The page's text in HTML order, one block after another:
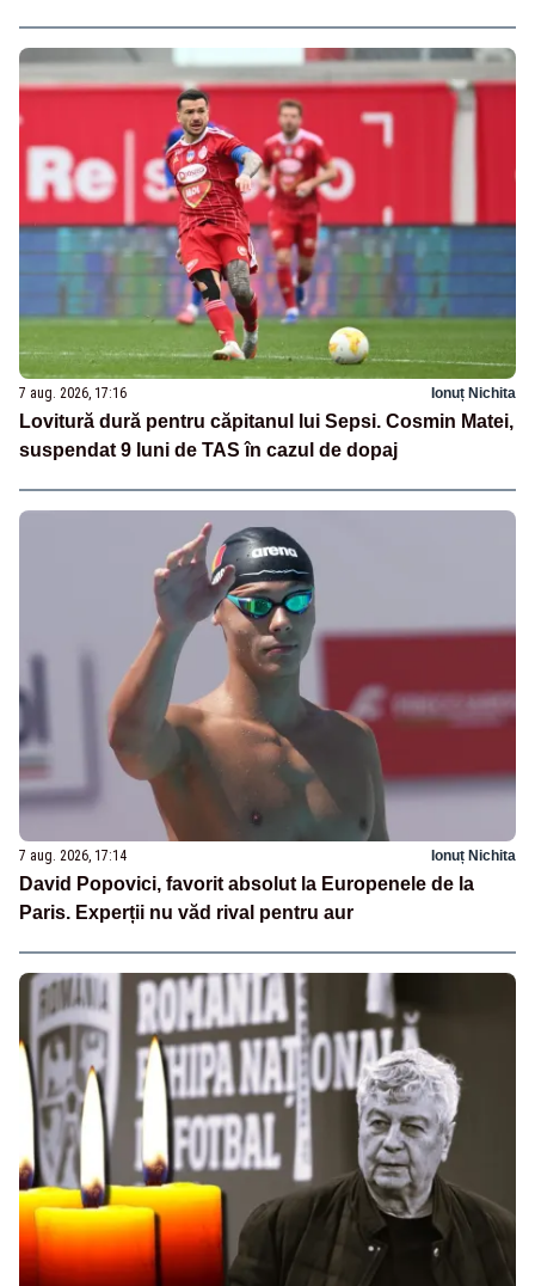
7 aug. 2026, 17:16 Ionuț Nichita
Lovitură dură pentru căpitanul lui Sepsi. Cosmin Matei,
suspendat 9 luni de TAS în cazul de dopaj
7 aug. 2026, 17:14 Ionuț Nichita
David Popovici, favorit absolut la Europenele de la
Paris. Experții nu văd rival pentru aur